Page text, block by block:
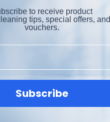
to receive product
tips, special offers, and
vouchers.
Subscribe